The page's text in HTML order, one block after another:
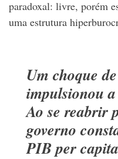
paradoxal: livre, porém
uma estrutura
Um choque
impulsionou
Ao se reabrir
governo
PIB per